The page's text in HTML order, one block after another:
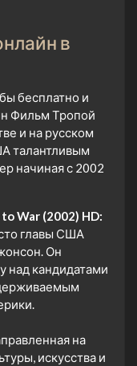
в
бесплатно и
Фильм Тропой
и на русском
талантливым
начиная с 2002
War (2002) HD:
главы США
Он
над кандидатами
на
искусства и